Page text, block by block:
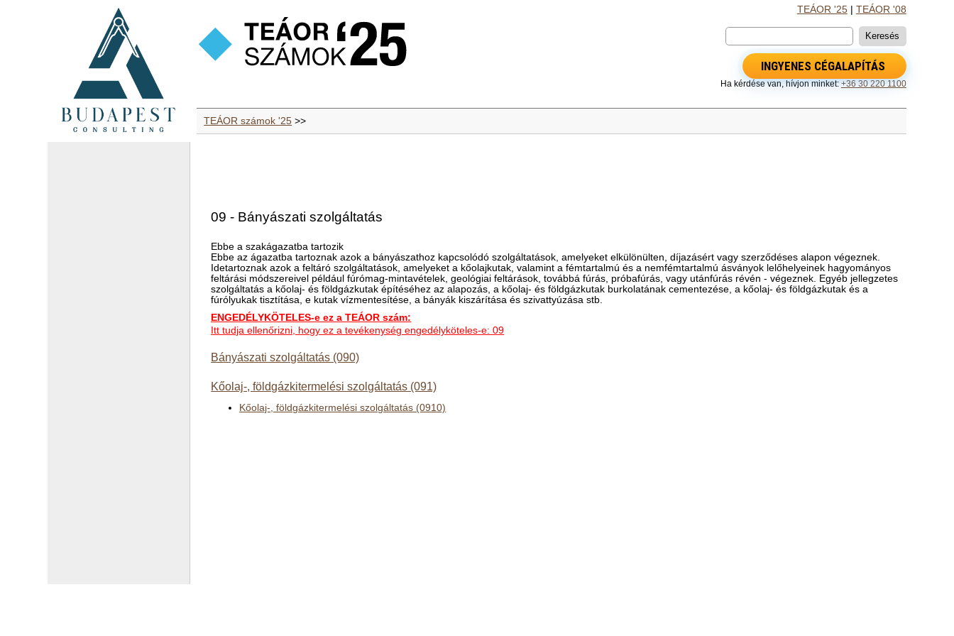
TEÁOR '25| TEÁOR '08
INGYENES CÉGALAPÍTÁS
Ha kérdése van, hívjon minket: +36 30 220 1100
TEÁOR számok '25 >>
09 - Bányászati szolgáltatás
Ebbe a szakágazatba tartozik
Ebbe az ágazatba tartoznak azok a bányászathoz kapcsolódó szolgáltatások, amelyeket elkülönülten, díjazásért vagy szerződéses alapon végeznek.
Idetartoznak azok a feltáró szolgáltatások, amelyeket a kőolajkutak, valamint a fémtartalmú és a nemfémtartalmú ásványok lelőhelyeinek hagyományos
feltárási módszereivel például fúrómag-mintavételek, geológiai feltárások, továbbá fúrás, próbafúrás, vagy utánfúrás révén - végeznek. Egyéb jellegzetes
szolgáltatás a kőolaj- és földgázkutak építéséhez az alapozás, a kőolaj- és földgázkutak burkolatának cementezése, a kőolaj- és földgázkutak és a
fúrólyukak tisztítása, e kutak vízmentesítése, a bányák kiszárítása és szivattyúzása stb.
ENGEDÉLYKÖTELES-e ez a TEÁOR szám:
Itt tudja ellenőrizni, hogy ez a tevékenység engedélyköteles-e: 09
Bányászati szolgáltatás (090)
Kőolaj-, földgázkitermelési szolgáltatás (091)
Kőolaj-, földgázkitermelési szolgáltatás (0910)